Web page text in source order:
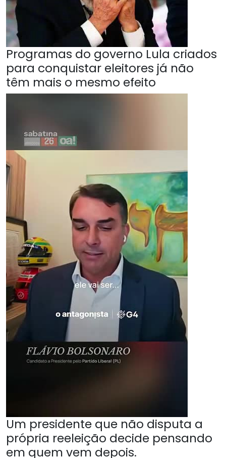
Programas do governo Lula criados
para conquistar eleitores já não
têm mais o mesmo efeito
Um presidente que não disputa a
própria reeleição decide pensando
em quem vem depois.